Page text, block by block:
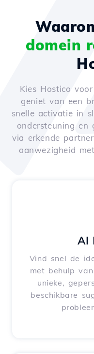
domein
Kies Hostico
geniet van een
snelle activatie in
ondersteuning en
via erkende
aanwezigheid
AI
Vind snel de
met behulp
unieke,
beschikbare